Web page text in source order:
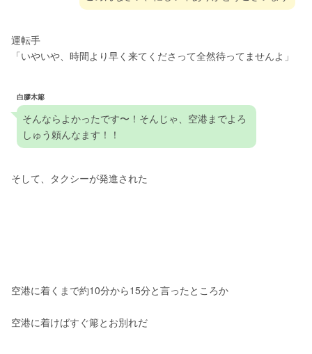
運転手
「いやいや、時間より早く来てくださって全然待ってませんよ」
白膠木簓
そんならよかったです〜！そんじゃ、空港までよろ
しゅう頼んなます！！
そして、タクシーが発進された
空港に着くまで約10分から15分と言ったところか
空港に着けばすぐ簓とお別れだ